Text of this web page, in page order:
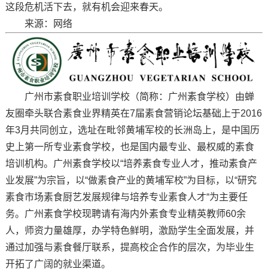
这段危机活下去，就有机会迎来春天。
来源：网络
广州市素食职业培训学校（简称：广州素食学校）由蝉
友圈牵头联合素食业界精英在7届素食营销论坛基础上于2016
年3月共同创立，选址在毗邻黄埔军校的长洲岛上，是中国历
史上第一所专业素食学校，也是国内最专业、最权威的素食
培训机构。广州素食学校以“培养素食专业人才，推动素食产
业发展”为宗旨，以“做素食产业的黄埔军校”为目标，以“研究
素食市场素食厨艺发展规律与培养专业素食人才“为主要任
务。广州素食学校现聘请有海内外素食专业精英教师60余
人，师资力量雄厚，办学特色鲜明，激励学生全面发展，并
通过加强与素食餐厅联系，提高校企合作的层次，为毕业生
开拓了广阔的就业渠道。